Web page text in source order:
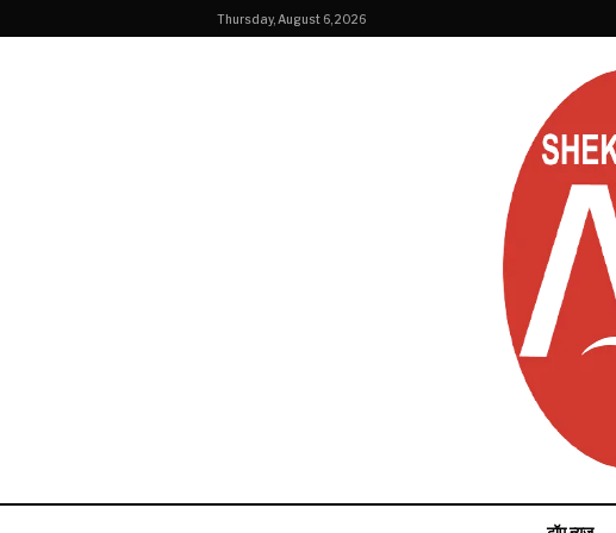
Thursday, August 6, 2026